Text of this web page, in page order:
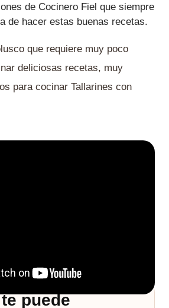
de Cocinero Fiel que siempre
de hacer estas buenas recetas.
que requiere muy poco
deliciosas recetas, muy
para cocinar Tallarines con
puede